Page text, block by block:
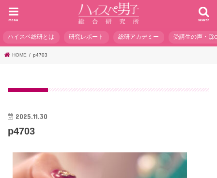
search
menu
ハイスペ総研とは 研究レポート 総研アカデミー 受講生の声・口
HOME p4703
2025.11.30
p4703